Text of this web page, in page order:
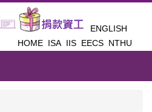
ENGLISH
HOME ISA IIS EECS NTHU